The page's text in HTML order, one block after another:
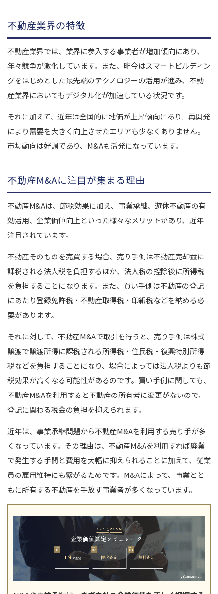
不動産業界の特徴
不動産業界では、業界に参入する事業者が増加傾向にあり、
年々競争が激化しています。また、昨今はスマートビルディン
グをはじめとした最先端のテクノロジーの活用が進み、不動
産業界においてもデジタル化が加速している状況です。
それに加えて、近年は全国的に地価が上昇傾向にあり、再開発
により需要を大きく向上させたエリアも少なくありません。
市場動向は好調であり、M&Aも活発になっています。
不動産M&Aに注目が集まる理由
不動産M&Aは、節税効果に加え、事業承継、遊休不動産の有
効活用、企業価値向上といった様々なメリットがあり、近年
注目されています。
不動産そのものを売買する場合、売り手側は不動産売却益に
課税される法人税を負担するほか、法人税の控除後に所得税
を負担することになります。また、買い手側は不動産の登記
にあたり登録免許税・不動産取得税・印紙税などを納める必
要があります。
それに対して、不動産M&Aで取引を行うと、売り手側は株式
譲渡で譲渡所得に課税される所得税・住民税・復興特別所得
税などを負担することになり、場合によっては法人税よりも節
税効果が高くなる可能性があるのです。買い手側に関しても、
不動産M&Aを利用すると不動産の所有者に変更がないので、
登記に関わる税金の負担を抑えられます。
近年は、事業承継問題から不動産M&Aを利用する売り手が多
くなっています。その理由は、不動産M&Aを利用すれば廃業
で発生する手間と費用を大幅に抑えられることに加えて、従業
員の雇用維持にも繋がるためです。M&Aによって、事業とと
もに所有する不動産を手放す事業者が多くなっています。